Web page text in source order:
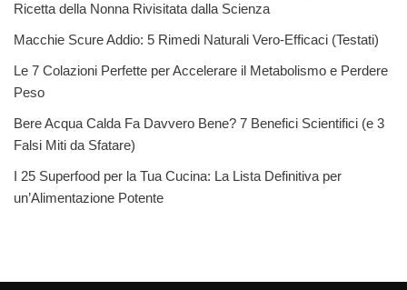
Ricetta della Nonna Rivisitata dalla Scienza
Macchie Scure Addio: 5 Rimedi Naturali Vero-Efficaci (Testati)
Le 7 Colazioni Perfette per Accelerare il Metabolismo e Perdere
Peso
Bere Acqua Calda Fa Davvero Bene? 7 Benefici Scientifici (e 3
Falsi Miti da Sfatare)
I 25 Superfood per la Tua Cucina: La Lista Definitiva per
un’Alimentazione Potente